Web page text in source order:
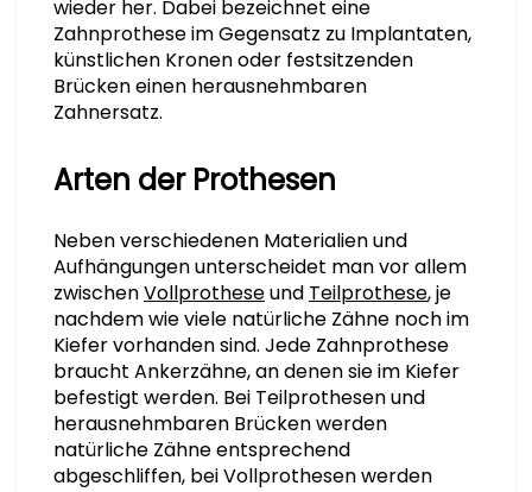
wieder her. Dabei bezeichnet eine
Zahnprothese im Gegensatz zu Implantaten,
künstlichen Kronen oder festsitzenden
Brücken einen herausnehmbaren
Zahnersatz.
Arten der Prothesen
Neben verschiedenen Materialien und
Aufhängungen unterscheidet man vor allem
zwischenVollprotheseund Teilprothese, je
nachdem wie viele natürliche Zähne noch im
Kiefer vorhanden sind. Jede Zahnprothese
braucht Ankerzähne, an denen sie im Kiefer
befestigt werden. Bei Teilprothesen und
herausnehmbaren Brücken werden
natürliche Zähne entsprechend
abgeschliffen, bei Vollprothesen werden